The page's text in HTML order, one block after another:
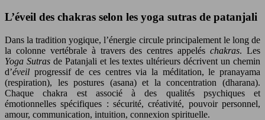
L’éveil des chakras selon les yoga sutras de patanjali
Dans la tradition yogique, l’énergie circule principalement le long de
la colonne vertébrale à travers des centres appeléschakras. Les
Yoga Sutrasde Patanjali et les textes ultérieurs décrivent un chemin
d’éveil progressif de ces centres via la méditation, le pranayama
(respiration), les postures (asana) et la concentration (dharana).
Chaque chakra est associé à des qualités psychiques et
émotionnelles spécifiques : sécurité, créativité, pouvoir personnel,
amour, communication, intuition, connexion spirituelle.